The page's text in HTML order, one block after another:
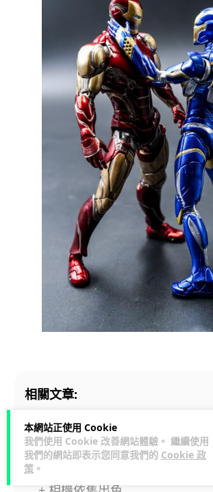
本網站正使用 Cookie
我們使用 Cookie 改善網站體驗。 繼續使用
我們的網站即表示您同意我們的 Cookie 政
策 。
相關文章:
iPhone Air 香港版開箱評測：
主義回歸 單相機原來有驚喜 (多
【評測】Huawei Pura80 開箱評